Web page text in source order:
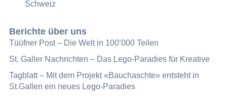
Schweiz
Berichte über uns
Tüüfner Post – Die Welt in 100’000 Teilen
St. Galler Nachrichten – Das Lego-Paradies für Kreative
Tagblatt – Mit dem Projekt «Bauchaschte» entsteht in
St.Gallen ein neues Lego-Paradies